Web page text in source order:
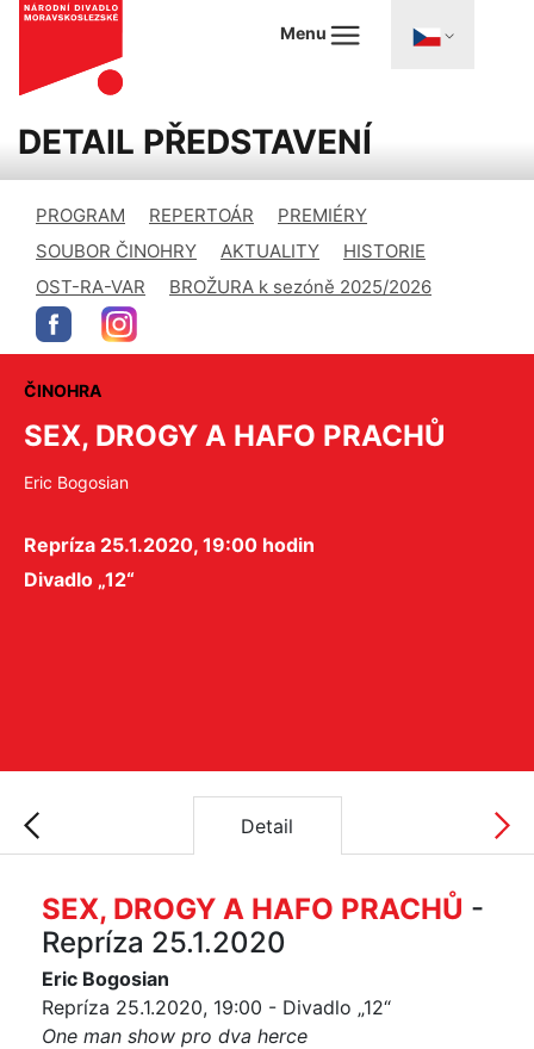
Menu
DETAIL PŘEDSTAVENÍ
PROGRAM REPERTOÁR
PREMIÉRY
SOUBOR ČINOHRY
AKTUALITY
HISTORIE
OST-RA-VAR
BROŽURA k sezóně 2025/2026
ČINOHRA
SEX, DROGY A HAFO PRACHŮ
Eric Bogosian
Repríza 25.1.2020, 19:00 hodin
Divadlo „12“
Detail
SEX, DROGY A HAFO PRACHŮ -
Repríza 25.1.2020
Eric Bogosian
Repríza 25.1.2020, 19:00 - Divadlo „12“
One man show pro dva herce